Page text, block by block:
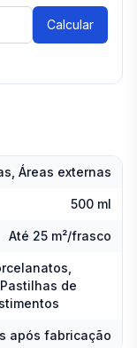
Áreas externas
500 ml
Até 25 m²/frasco
de
após fabricação
Calcular